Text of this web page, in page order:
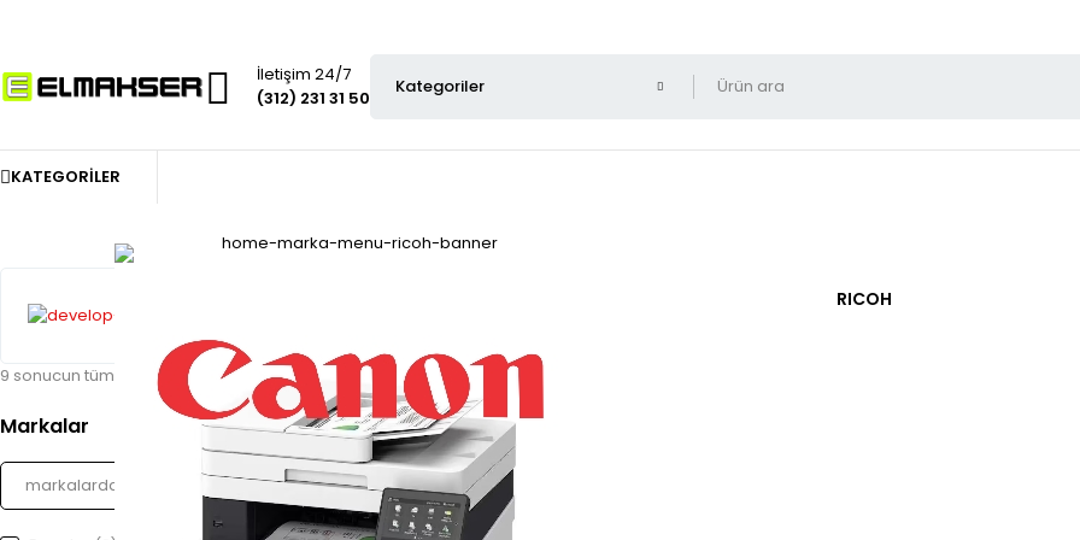
İletişim 24/7
(312) 231 31 50
KATEGORILER
RICOH
Markalar
9 sonucun tümü gösteriliyor
STOK YOK
Develop ineo+ 227 Toner Kırmızı Tn-221M Orjinal
6.694,00₺Kdv dahil